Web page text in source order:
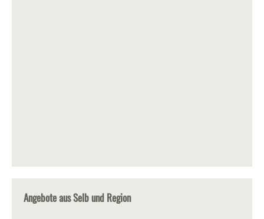
Angebote aus Selb und Region